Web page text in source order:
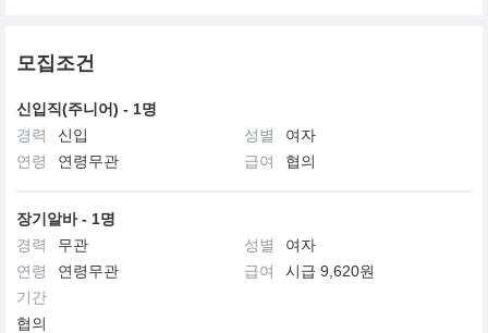
모집조건
신입직(주니어) - 1명
경력
신입 성별
여자
연령
연령무관 급여 협의
장기알바 - 1명
경력
무관 성별
여자
연령
연령무관 급여
시급 9,620원
기간
협의